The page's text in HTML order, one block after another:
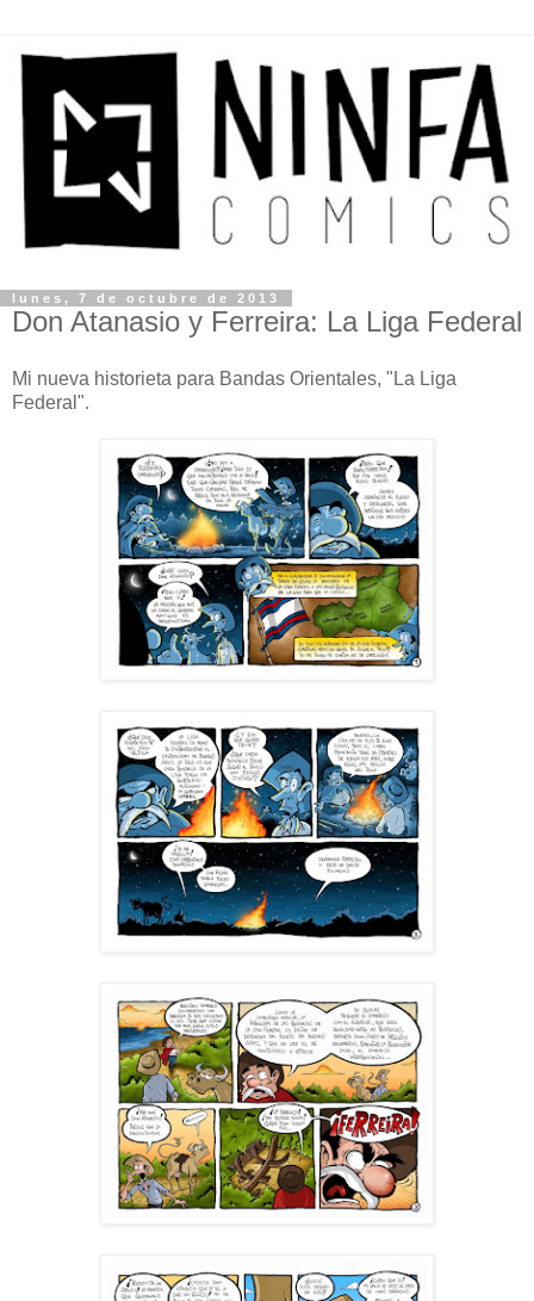
lunes, 7 de octubre de 2013
Don Atanasio y Ferreira: La Liga Federal
Mi nueva historieta para Bandas Orientales, "La Liga
Federal".